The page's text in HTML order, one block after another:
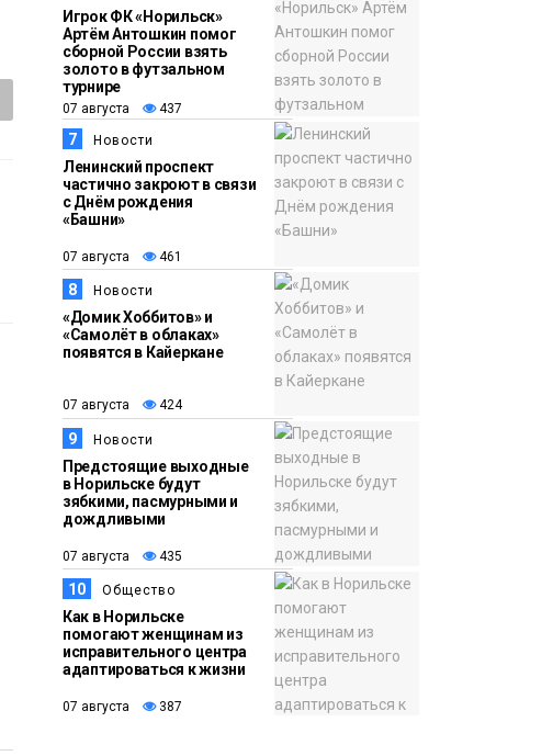
Игрок ФК «Норильск»
Артём Антошкин помог
сборной России взять
золото в футзальном
турнире
07 августа 437
7 Новости
Ленинский проспект
частично закроют в связи
с Днём рождения
«Башни»
07 августа 461
8 Новости
«Домик Хоббитов» и
«Самолёт в облаках»
появятся в Кайеркане
07 августа 424
9 Новости
Предстоящие выходные
в Норильске будут
зябкими, пасмурными и
дождливыми
07 августа 435
10 Общество
Как в Норильске
помогают женщинам из
исправительного центра
адаптироваться к жизни
07 августа 387